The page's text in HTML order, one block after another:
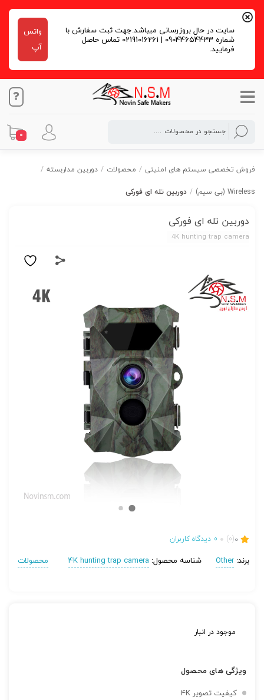
سایت در حال بروزرسانی میباشد.جهت ثبت سفارش با
شماره 09044654433 | 02191016261 تماس حاصل
فرمایید.
واتس
آپ
0
فروش تخصصی سیستم های امنیتی / محصولات / دوربین مداربسته /
Wireless (بی سیم)
/ دوربین تله ای فورکی
دوربین تله ای فورکی
4K hunting trap camera
0
(0)
0 دیدگاه کاربران
برند:Other شناسه محصول: 4K hunting trap camera محصولات
موجود در انبار
ویژگی های محصول
کیفیت تصویر 4K